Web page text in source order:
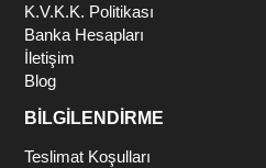
K.V.K.K. Politikası
Banka Hesapları
İletişim
Blog
BİLGİLENDİRME
Teslimat Koşulları